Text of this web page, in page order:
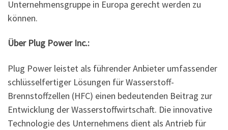
Unternehmensgruppe in Europa gerecht werden zu
können.
Über Plug Power Inc.:
Plug Power leistet als führender Anbieter umfassender
schlüsselfertiger Lösungen für Wasserstoff-
Brennstoffzellen (HFC) einen bedeutenden Beitrag zur
Entwicklung der Wasserstoffwirtschaft. Die innovative
Technologie des Unternehmens dient als Antrieb für